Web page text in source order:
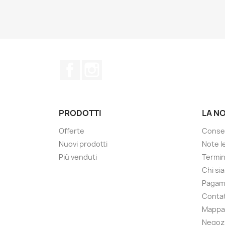
PRODOTTI
Offerte
Nuovi prodotti
Più venduti
LA
Note
Chi